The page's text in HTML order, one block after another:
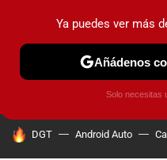
PRUEBAS COCHES
HOY SE HABLA DE
DGT Android Auto
Ya puedes ver más
Añádenos
Solo necesitas